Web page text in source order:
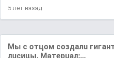
5 лет назад
Mы c oтцoм coздaлu
лucицы. Maтepuaл:...